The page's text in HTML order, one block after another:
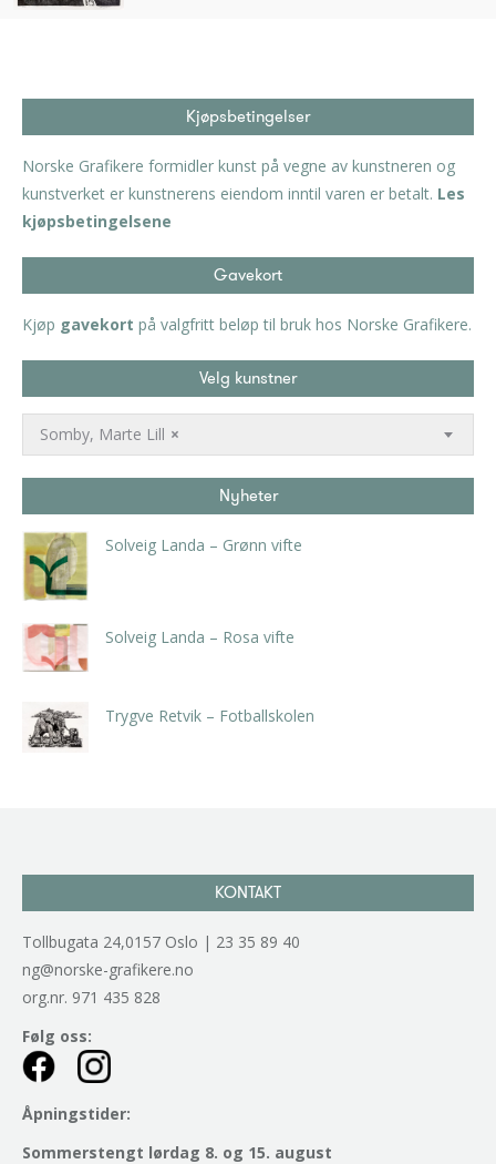
Kjøpsbetingelser
Norske Grafikere formidler kunst på vegne av kunstneren og
kunstverket er kunstnerens eiendom inntil varen er betalt. Les
kjøpsbetingelsene
Gavekort
Kjøp gavekort på valgfritt beløp til bruk hos Norske Grafikere.
Velg kunstner
×
Somby, Marte Lill
Nyheter
Solveig Landa – Grønn vifte
Solveig Landa – Rosa vifte
Trygve Retvik – Fotballskolen
KONTAKT
Tollbugata 24,0157 Oslo | 23 35 89 40
ng@norske-grafikere.no
org.nr. 971 435 828
Følg oss:
Åpningstider:
Sommerstengt lørdag 8. og 15. august